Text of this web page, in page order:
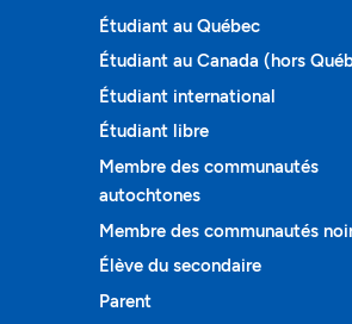
Étudiant au Québec
Étudiant au Canada (hors
Étudiant international
Étudiant libre
Membre des communautés
autochtones
Membre des communautés
Élève du secondaire
Parent